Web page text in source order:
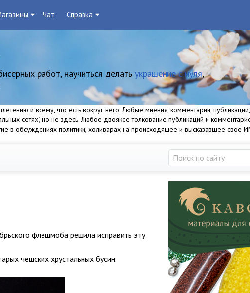
Чат Справка
работ, научиться делать украшение с нуля,
и всему, что есть вокруг него. Любые мнения, комментарии,
сетях", но не здесь. Любое двоякое толкование публикаций и
в обсуждениях политики, холиварах на происходящее и высказавшее свое
флешмоба решила исправить эту
чешских хрустальных бусин.